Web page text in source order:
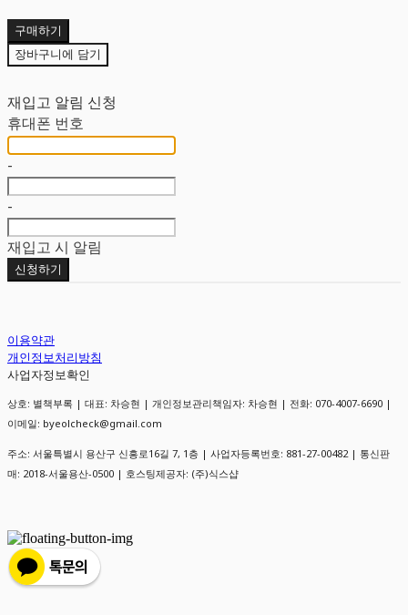
구매하기
장바구니에 담기
재입고 알림 신청
휴대폰 번호
-
-
재입고 시 알림
신청하기
이용약관
개인정보처리방침
사업자정보확인
상호: 별책부록 | 대표: 차승현 | 개인정보관리책임자: 차승현 | 전화: 070-4007-6690 |
이메일: byeolcheck@gmail.com
주소: 서울특별시 용산구 신흥로16길 7, 1층 | 사업자등록번호: 881-27-00482 | 통신판
매: 2018-서울용산-0500 | 호스팅제공자: (주)식스샵